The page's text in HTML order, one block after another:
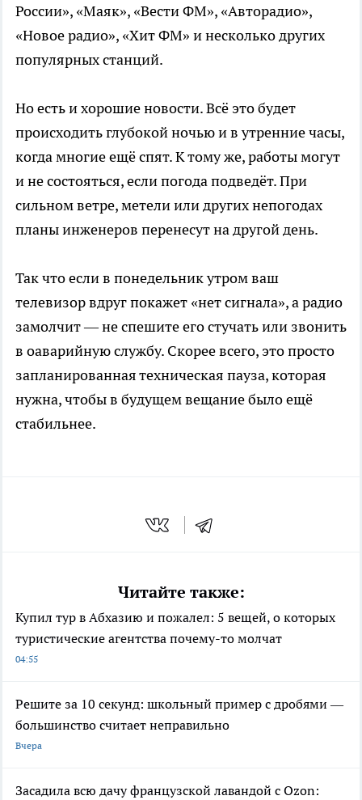
России», «Маяк», «Вести ФМ», «Авторадио»,
«Новое радио», «Хит ФМ» и несколько других
популярных станций.
Но есть и хорошие новости. Всё это будет
происходить глубокой ночью и в утренние часы,
когда многие ещё спят. К тому же, работы могут
и не состояться, если погода подведёт. При
сильном ветре, метели или других непогодах
планы инженеров перенесут на другой день.
Так что если в понедельник утром ваш
телевизор вдруг покажет «нет сигнала», а радио
замолчит — не спешите его стучать или звонить
в оаварийную службу. Скорее всего, это просто
запланированная техническая пауза, которая
нужна, чтобы в будущем вещание было ещё
стабильнее.
Читайте также:
Купил тур в Абхазию и пожалел: 5 вещей, о которых
туристические агентства почему-то молчат
04:55
Решите за 10 секунд: школьный пример с дробями —
большинство считает неправильно
Вчера
Засадила всю дачу французской лавандой с Ozon: